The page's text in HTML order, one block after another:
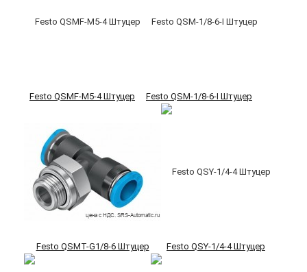
Festo QSMF-M5-4 Штуцер Festo QSM-1/8-6-I Штуцер
Festo QSMT-G1/8-6 Штуцер Festo QSY-1/4-4 Штуцер